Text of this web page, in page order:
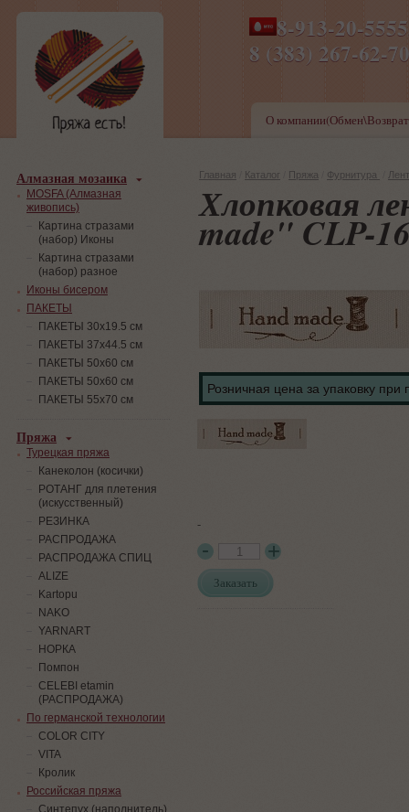
8-913-20-
8 (383) 267-
ПН-ПТ 8-17,СБ-ВС 9-
О
Главная Каталог Пряжа Фурнитура
Хлопковая
made" CLP-
Розничная цена за упаковку при
-
Заказать
Алмазная мозаика
MOSFA (Алмазная
живопись)
Картина стразами
(набор) Иконы
Картина стразами
(набор) разное
Иконы бисером
ПАКЕТЫ
ПАКЕТЫ 30х19.5 см
ПАКЕТЫ 37х44.5 см
ПАКЕТЫ 50х60 см
ПАКЕТЫ 50х60 см
ПАКЕТЫ 55х70 см
Пряжа
Турецкая пряжа
Канеколон (косички)
РОТАНГ для плетения
(искусственный)
PЕЗИНКА
РАСПРОДАЖА
РАСПРОДАЖА СПИЦ
ALIZE
Kartopu
NAKO
YARNART
НОРКА
Помпон
СELEBI etamin
(РАСПРОДАЖА)
По германской технологии
COLOR CITY
VITA
Кролик
Российская пряжа
Синтепух (наполнитель)